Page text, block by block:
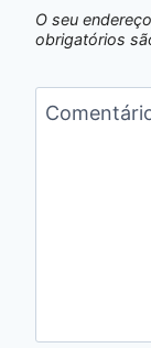
O seu
obrigatórios